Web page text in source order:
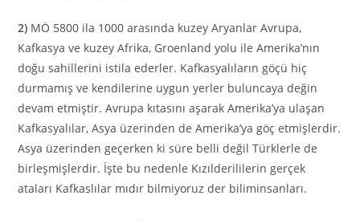
2) MÖ 5800 ila 1000 arasında kuzey Aryanlar Avrupa,
Kafkasya ve kuzey Afrika, Groenland yolu ile Amerika’nın
doğu sahillerini istila ederler. Kafkasyalıların göçü hiç
durmamış ve kendilerine uygun yerler buluncaya değin
devam etmiştir. Avrupa kıtasını aşarak Amerika’ya ulaşan
Kafkasyalılar, Asya üzerinden de Amerika’ya göç etmişlerdir.
Asya üzerinden geçerken ki süre belli değil Türklerle de
birleşmişlerdir. İşte bu nedenle Kızılderililerin gerçek
ataları Kafkaslılar mıdır bilmiyoruz der biliminsanları.